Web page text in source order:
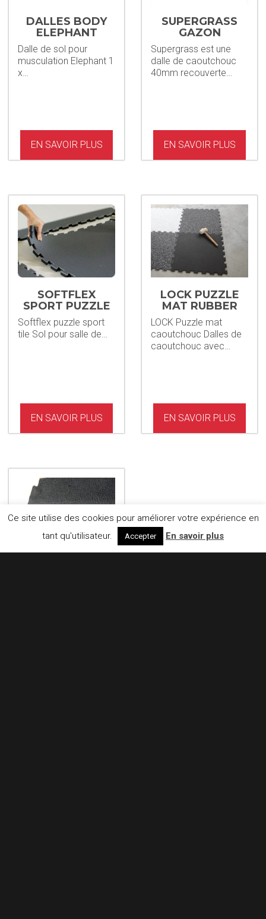
DALLES BODY
ELEPHANT
Dalle de sol pour
musculation Elephant 1
x…
EN SAVOIR PLUS
SUPERGRASS
GAZON
SYNTHÉTIQUE
EN DAL
Supergrass est une
dalle de caoutchouc
40mm recouverte…
EN SAVOIR PLUS
SOFTFLEX
SPORT PUZZLE
TILE
Softflex puzzle sport
tile Sol pour salle de…
EN SAVOIR PLUS
LOCK PUZZLE
MAT RUBBER
LOCK Puzzle mat
caoutchouc Dalles de
caoutchouc avec…
EN SAVOIR PLUS
Ce site utilise des cookies pour améliorer votre expérience en
tant qu'utilisateur.
Accepter En savoir plus